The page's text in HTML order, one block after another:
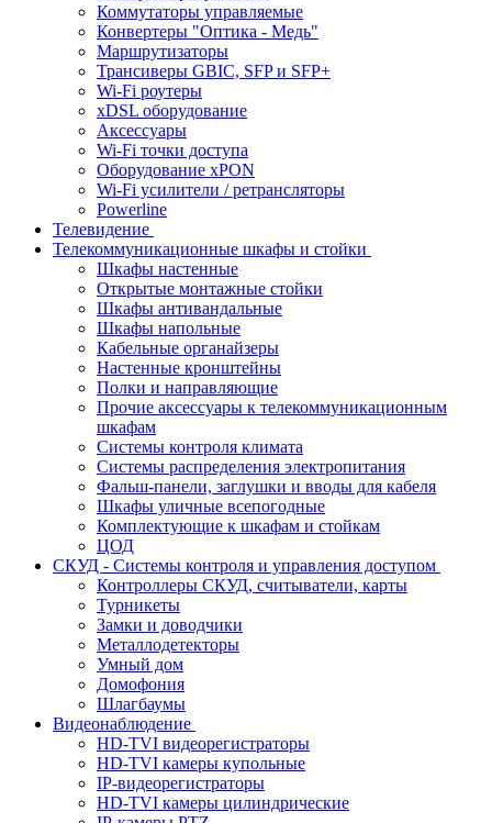
Коммутаторы управляемые
Конвертеры "Оптика - Медь"
Маршрутизаторы
Трансиверы GBIC, SFP и SFP+
Wi-Fi роутеры
xDSL оборудование
Аксессуары
Wi-Fi точки доступа
Оборудование хPON
Wi-Fi усилители / ретрансляторы
Powerline
Телевидение
Телекоммуникационные шкафы и стойки
Шкафы настенные
Открытые монтажные стойки
Шкафы антивандальные
Шкафы напольные
Кабельные органайзеры
Настенные кронштейны
Полки и направляющие
Прочие аксессуары к телекоммуникационным
шкафам
Системы контроля климата
Системы распределения электропитания
Фальш-панели, заглушки и вводы для кабеля
Шкафы уличные всепогодные
Комплектующие к шкафам и стойкам
ЦОД
СКУД - Системы контроля и управления доступом
Контроллеры СКУД, считыватели, карты
Турникеты
Замки и доводчики
Металлодетекторы
Умный дом
Домофония
Шлагбаумы
Видеонаблюдение
HD-TVI видеорегистраторы
HD-TVI камеры купольные
IP-видеорегистраторы
HD-TVI камеры цилиндрические